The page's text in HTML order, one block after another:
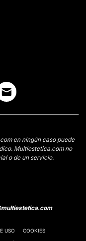
en ningún caso puede
Multiestetica.com no
o de un servicio.
USO COOKIES